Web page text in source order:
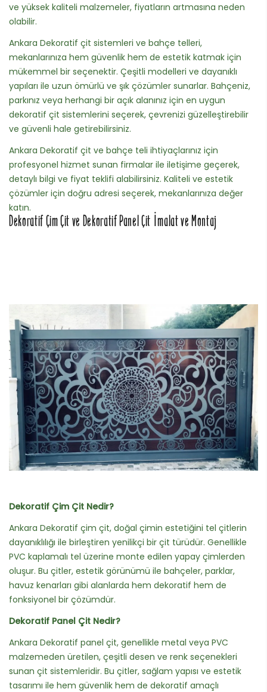
ve yüksek kaliteli malzemeler, fiyatların artmasına neden
olabilir.
Ankara Dekoratif çit sistemleri ve bahçe telleri,
mekanlarınıza hem güvenlik hem de estetik katmak için
mükemmel bir seçenektir. Çeşitli modelleri ve dayanıklı
yapıları ile uzun ömürlü ve şık çözümler sunarlar. Bahçeniz,
parkınız veya herhangi bir açık alanınız için en uygun
dekoratif çit sistemlerini seçerek, çevrenizi güzelleştirebilir
ve güvenli hale getirebilirsiniz.
Ankara Dekoratif çit ve bahçe teli ihtiyaçlarınız için
profesyonel hizmet sunan firmalar ile iletişime geçerek,
detaylı bilgi ve fiyat teklifi alabilirsiniz. Kaliteli ve estetik
çözümler için doğru adresi seçerek, mekanlarınıza değer
katın.
Dekoratif Çim Çit ve Dekoratif Panel Çit İmalat ve Montaj
Dekoratif Çim Çit Nedir?
Ankara Dekoratif çim çit, doğal çimin estetiğini tel çitlerin
dayanıklılığı ile birleştiren yenilikçi bir çit türüdür. Genellikle
PVC kaplamalı tel üzerine monte edilen yapay çimlerden
oluşur. Bu çitler, estetik görünümü ile bahçeler, parklar,
havuz kenarları gibi alanlarda hem dekoratif hem de
fonksiyonel bir çözümdür.
Dekoratif Panel Çit Nedir?
Ankara Dekoratif panel çit, genellikle metal veya PVC
malzemeden üretilen, çeşitli desen ve renk seçenekleri
sunan çit sistemleridir. Bu çitler, sağlam yapısı ve estetik
tasarımı ile hem güvenlik hem de dekoratif amaçlı